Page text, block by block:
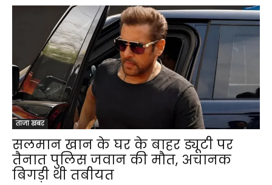
ताजा खबर
सलमान खान के घर के बाहर ड्यूटी पर
तैनात पुलिस जवान की मौत, अचानक
बिगड़ी थी तबीयत